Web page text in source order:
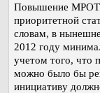
Повышение МРОТ
приоритетной
словам, в
2012 году
учетом того, что
можно было бы
инициативу